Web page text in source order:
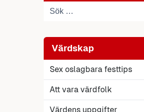
Värdskap
Sex oslagbara festtips
Att vara värdfolk
Värdens uppgifter